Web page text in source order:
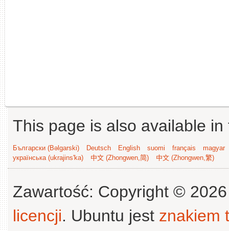
This page is also available
Български (Bəlgarski) Deutsch English suomi français
magyar
українська (ukrajins'ka)
中文 (Zhongwen,简) 中文 (Zhongwen,繁)
Zawartość: Copyright ©
licencji. Ubuntu jest znakiem